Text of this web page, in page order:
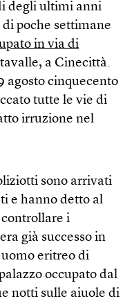
degli ultimi anni
poche settimane
in via di
a Cinecittà.
agosto cinquecento
tutte le vie di
irruzione nel
sono arrivati
e hanno detto al
i
già successo in
uomo eritreo di
occupato dal
notti sulle aiuole di